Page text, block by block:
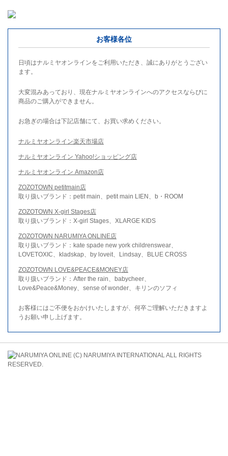
お客様各位
日頃はナルミヤオンラインをご利用いただき、誠にありがとうござい
ます。
大変混みあっており、現在ナルミヤオンラインへのアクセスならびに
商品のご購入ができません。
お急ぎの場合は下記店舗にて、お買い求めください。
ナルミヤオンライン楽天市場店
ナルミヤオンライン Yahoo!ショッピング店
ナルミヤオンライン Amazon店
ZOZOTOWN petitmain店
取り扱いブランド：petit main、petit main LIEN、b・ROOM
ZOZOTOWN X-girl Stages店
取り扱いブランド：X-girl Stages、XLARGE KIDS
ZOZOTOWN NARUMIYA ONLINE店
取り扱いブランド：kate spade new york childrenswear、
LOVETOXIC、kladskap、by loveit、Lindsay、BLUE CROSS
ZOZOTOWN LOVE&PEACE&MONEY店
取り扱いブランド：After the rain、babycheer、
Love&Peace&Money、sense of wonder、キリンのソフィ
お客様にはご不便をおかけいたしますが、何卒ご理解いただきますよ
うお願い申し上げます。